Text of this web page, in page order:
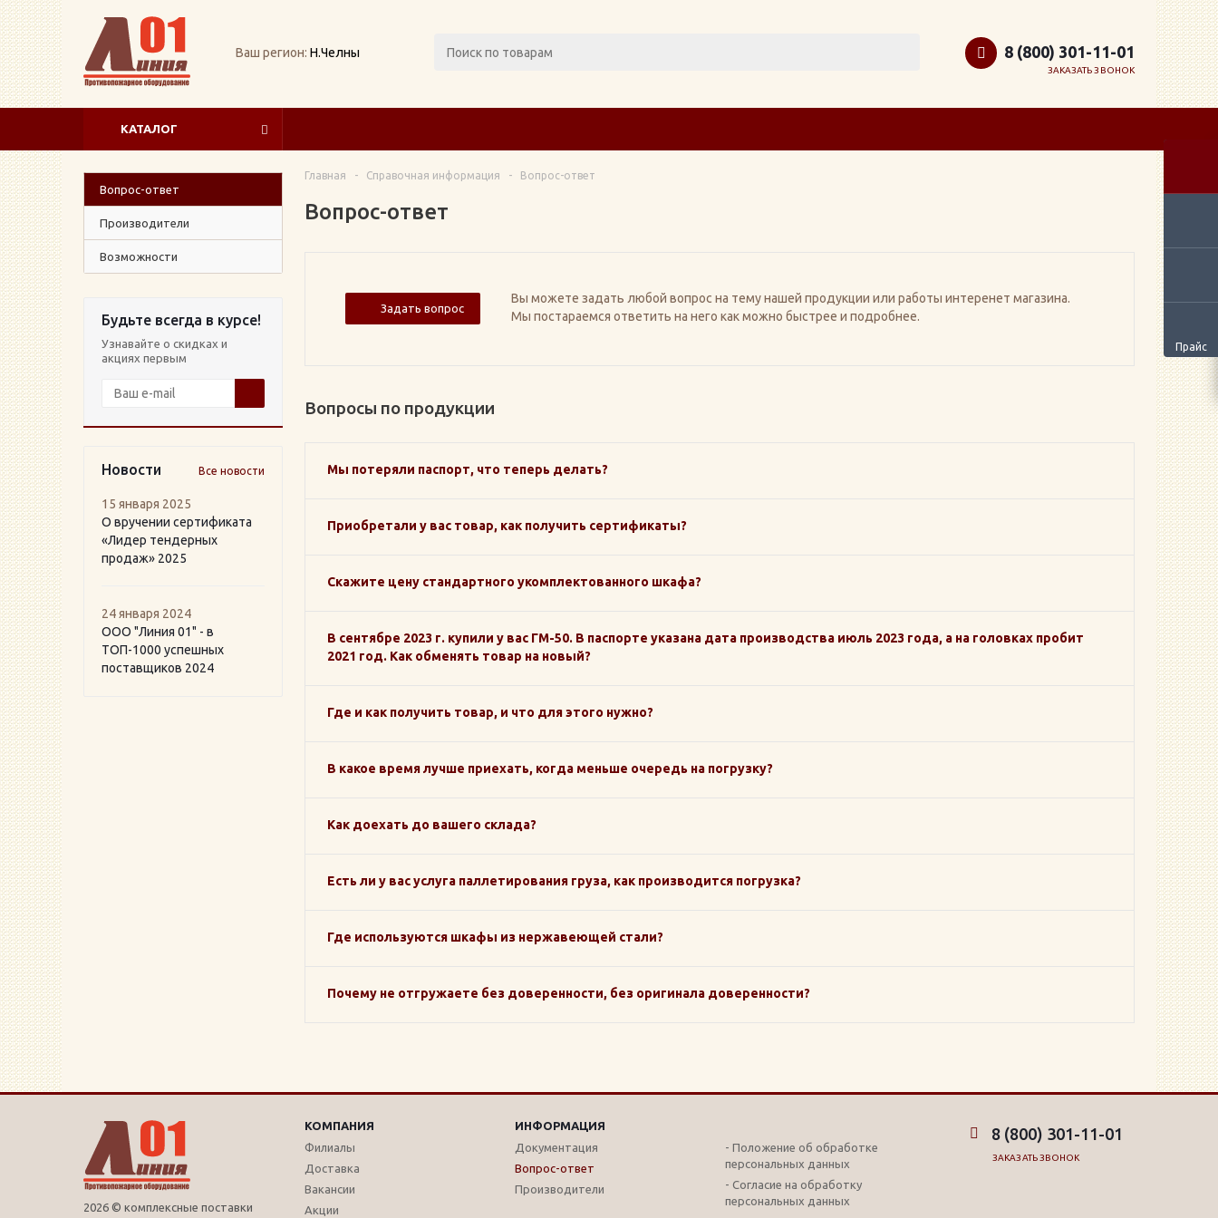
Ваш регион: Н.Челны
Прайс
8 (800) 301-11-01
ЗАКАЗАТЬ ЗВОНОК
КАТАЛОГ
Вопрос-ответ
Производители
Возможности
Будьте всегда в курсе!
Узнавайте о скидках и
акциях первым
Новости Все новости
15 января 2025
О вручении сертификата
«Лидер тендерных
продаж» 2025
24 января 2024
ООО "Линия 01" - в
ТОП-1000 успешных
поставщиков 2024
Главная - Справочная информация - Вопрос-ответ
Вопрос-ответ
Задать вопрос
Вы можете задать любой вопрос на тему нашей продукции или работы интеренет магазина.
Мы постараемся ответить на него как можно быстрее и подробнее.
Вопросы по продукции
Мы потеряли паспорт, что теперь делать?
Приобретали у вас товар, как получить сертификаты?
Скажите цену стандартного укомплектованного шкафа?
В сентябре 2023 г. купили у вас ГМ-50. В паспорте указана дата производства июль 2023 года, а на головках пробит
2021 год. Как обменять товар на новый?
Где и как получить товар, и что для этого нужно?
В какое время лучше приехать, когда меньше очередь на погрузку?
Как доехать до вашего склада?
Есть ли у вас услуга паллетирования груза, как производится погрузка?
Где используются шкафы из нержавеющей стали?
Почему не отгружаете без доверенности, без оригинала доверенности?
2026 © комплексные поставки
КОМПАНИЯ
ИНФОРМАЦИЯ
Филиалы
Доставка
Вакансии
Акции
Документация
Вопрос-ответ
Производители
- Положение об обработке
персональных данных
- Согласие на обработку
персональных данных
8 (800) 301-11-01
ЗАКАЗАТЬ ЗВОНОК